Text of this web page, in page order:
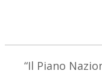
“Il Piano